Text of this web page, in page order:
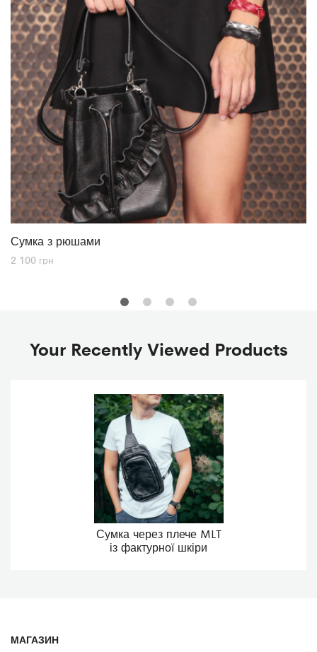
Сумка з рюшами
2 100 грн
Your Recently Viewed Products
Сумка через плече MLT
із фактурної шкіри
МАГАЗИН